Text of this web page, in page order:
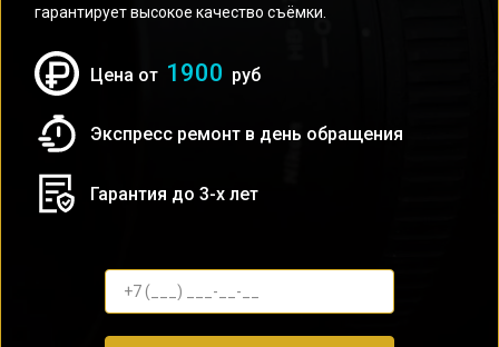
гарантирует высокое качество съёмки.
Цена от 1900 руб
Экспресс ремонт в день обращения
Гарантия до 3-х лет